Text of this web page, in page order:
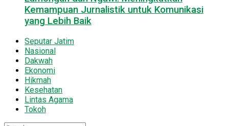
Kemampuan Jurnalistik untuk Komunikasi
yang Lebih Baik
Seputar Jatim
Nasional
Dakwah
Ekonomi
Hikmah
Kesehatan
Lintas Agama
Tokoh